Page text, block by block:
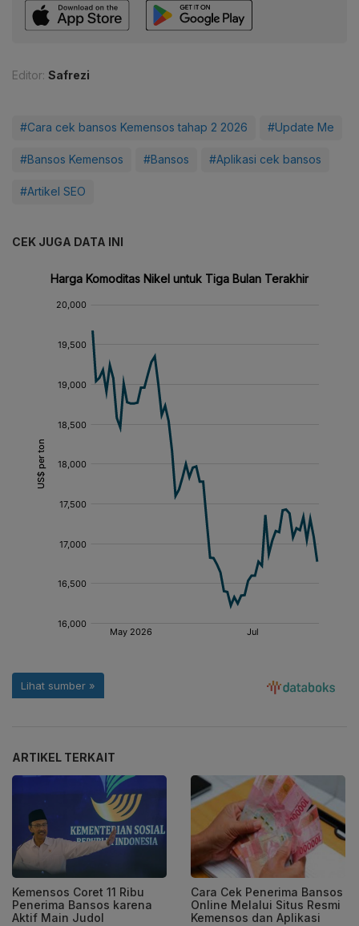
Editor: Safrezi
#Cara cek bansos Kemensos tahap 2 2026 #Update Me
#Bansos Kemensos #Bansos #Aplikasi cek bansos
#Artikel SEO
CEK JUGA DATA INI
ARTIKEL TERKAIT
Kemensos Coret 11 Ribu
Penerima Bansos karena
Aktif Main Judol
Cara Cek Penerima Bansos
Online Melalui Situs Resmi
Kemensos dan Aplikasi